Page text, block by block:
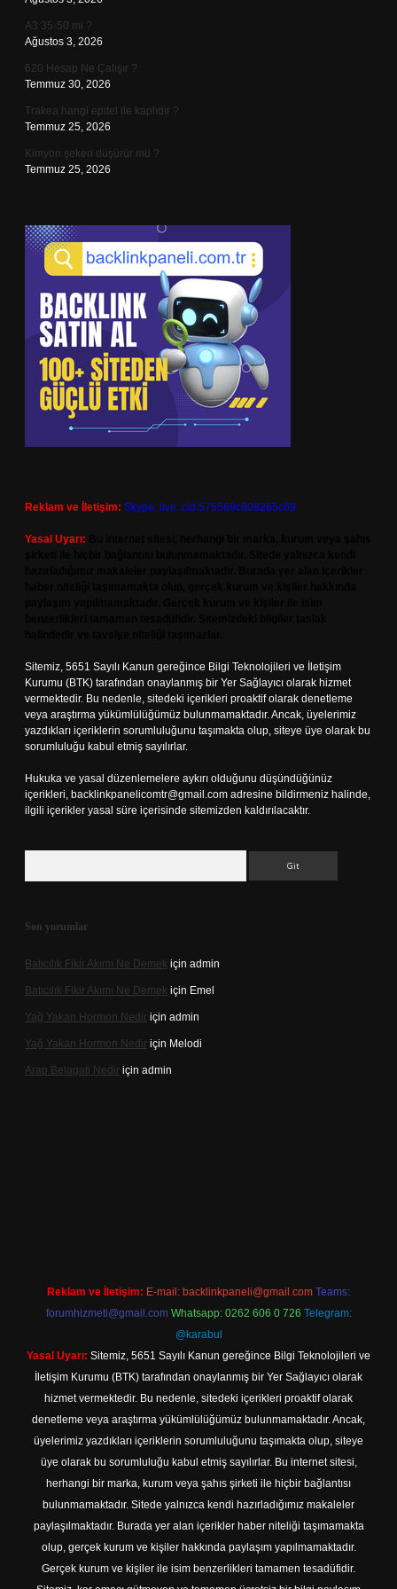
A3 35-50 mi ?
Ağustos 3, 2026
620 Hesap Ne Çalışır ?
Temmuz 30, 2026
Trakea hangi epitel ile kaplıdır ?
Temmuz 25, 2026
Kimyon şekeri düşürür mü ?
Temmuz 25, 2026
Reklam ve İletişim: Skype: live:.cid.575569c608265c69
Yasal Uyarı:
Sitemiz, 5651 Sayılı Kanun gereğince Bilgi Teknolojileri ve İletişim
Kurumu (BTK) tarafından onaylanmış bir Yer Sağlayıcı olarak hizmet
vermektedir. Bu nedenle, sitedeki içerikleri proaktif olarak denetleme
veya araştırma yükümlülüğümüz bulunmamaktadır. Ancak, üyelerimiz
yazdıkları içeriklerin sorumluluğunu taşımakta olup, siteye üye olarak bu
sorumluluğu kabul etmiş sayılırlar.
Hukuka ve yasal düzenlemelere aykırı olduğunu düşündüğünüz
içerikleri, backlinkpanelicomtr@gmail.com adresine bildirmeniz halinde,
ilgili içerikler yasal süre içerisinde sitemizden kaldırılacaktır.
Son yorumlar
Batıcılık Fikir Akımı Ne Demek için admin
Batıcılık Fikir Akımı Ne Demek için Emel
Yağ Yakan Hormon Nedir için admin
Yağ Yakan Hormon Nedir için Melodi
Arap Belagati Nedir için admin
Reklam ve İletişim: E-mail: backlinkpaneli@gmail.com Teams:
forumhizmeti@gmail.com Whatsapp: 0262 606 0 726 Telegram:
@karabul
Yasal Uyarı: Sitemiz, 5651 Sayılı Kanun gereğince Bilgi Teknolojileri ve
İletişim Kurumu (BTK) tarafından onaylanmış bir Yer Sağlayıcı olarak
hizmet vermektedir. Bu nedenle, sitedeki içerikleri proaktif olarak
denetleme veya araştırma yükümlülüğümüz bulunmamaktadır. Ancak,
üyelerimiz yazdıkları içeriklerin sorumluluğunu taşımakta olup, siteye
üye olarak bu sorumluluğu kabul etmiş sayılırlar. Bu internet sitesi,
herhangi bir marka, kurum veya şahıs şirketi ile hiçbir bağlantısı
bulunmamaktadır. Sitede yalnızca kendi hazırladığımız makaleler
paylaşılmaktadır. Burada yer alan içerikler haber niteliği taşımamakta
olup, gerçek kurum ve kişiler hakkında paylaşım yapılmamaktadır.
Gerçek kurum ve kişiler ile isim benzerlikleri tamamen tesadüfidir.